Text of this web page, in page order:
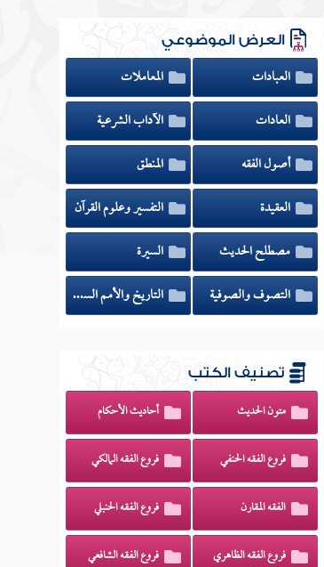
العرض الموضوعي
العبادات
المعاملات
العادات
الآداب الشرعية
أصول الفقه
المنطق
العقيدة
التفسير وعلوم القرآن
مصطلح الحديث
السيرة
التصوف والصوفية
التاريخ والأمم السابقة
تصنيف الكتب
متون الحديث أحاديث الأحكام
فروع الفقه الحنفي فروع الفقه المالكي
الفقه المقارن فروع الفقه الحنبلي
فروع الفقه الظاهري فروع الفقه الشافعي